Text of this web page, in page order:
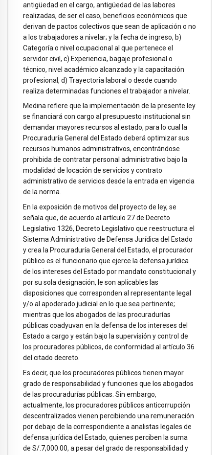
antigüedad en el cargo, antigüedad de las labores
realizadas, de ser el caso, beneficios económicos que
derivan de pactos colectivos que sean de aplicación o no
a los trabajadores a nivelar; y la fecha de ingreso, b)
Categoría o nivel ocupacional al que pertenece el
servidor civil, c) Experiencia, bagaje profesional o
técnico, nivel académico alcanzado y la capacitación
profesional, d) Trayectoria laboral o desde cuando
realiza determinadas funciones el trabajador a nivelar.
Medina refiere que la implementación de la presente ley
se financiará con cargo al presupuesto institucional sin
demandar mayores recursos al estado, para lo cual la
Procuraduría General del Estado deberá optimizar sus
recursos humanos administrativos, encontrándose
prohibida de contratar personal administrativo bajo la
modalidad de locación de servicios y contrato
administrativo de servicios desde la entrada en vigencia
de la norma.
En la exposición de motivos del proyecto de ley, se
señala que, de acuerdo al artículo 27 de Decreto
Legislativo 1326, Decreto Legislativo que reestructura el
Sistema Administrativo de Defensa Jurídica del Estado
y crea la Procuraduría General del Estado, el procurador
público es el funcionario que ejerce la defensa jurídica
de los intereses del Estado por mandato constitucional y
por su sola designación, le son aplicables las
disposiciones que corresponden al representante legal
y/o al apoderado judicial en lo que sea pertinente;
mientras que los abogados de las procuradurías
públicas coadyuvan en la defensa de los intereses del
Estado a cargo y están bajo la supervisión y control de
los procuradores públicos, de conformidad al artículo 36
del citado decreto.
Es decir, que los procuradores públicos tienen mayor
grado de responsabilidad y funciones que los abogados
de las procuradurías públicas. Sin embargo,
actualmente, los procuradores públicos anticorrupción
descentralizados vienen percibiendo una remuneración
por debajo de la correspondiente a analistas legales de
defensa jurídica del Estado, quienes perciben la suma
de S/.7,000.00, a pesar del grado de responsabilidad y